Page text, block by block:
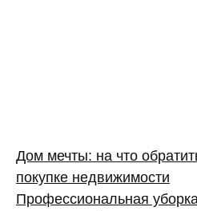
Дом мечты: на что
покупке недвижимости
Профессиональная